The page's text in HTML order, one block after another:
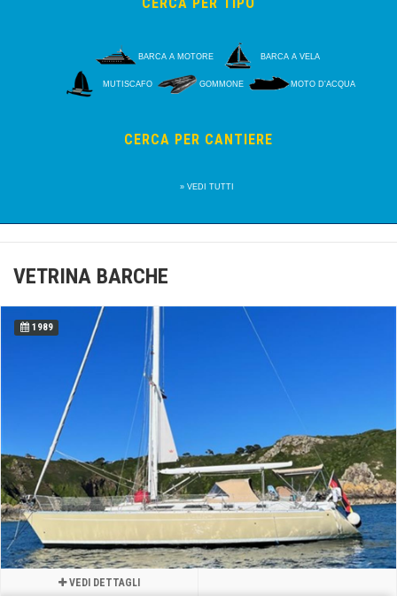
BARCA A MOTORE BARCA A VELA
MUTISCAFO GOMMONE MOTO D'ACQUA
CERCA PER CANTIERE
» VEDI TUTTI
VETRINA BARCHE
1989
VEDI DETTAGLI